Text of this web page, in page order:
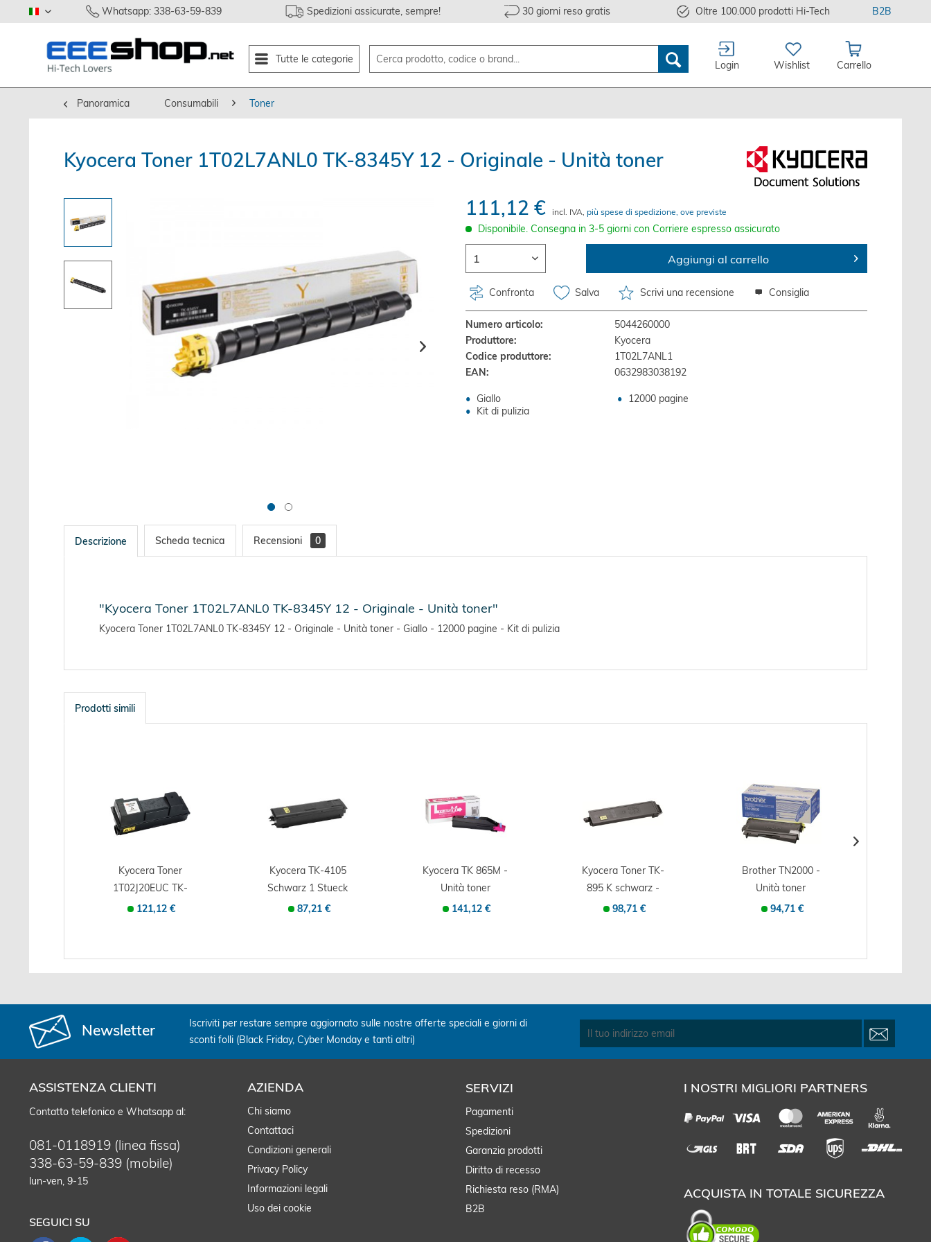
italiano Whatsapp: 338-63-59-839 Spedizioni assicurate, sempre! 30 giorni reso gratis Oltre 100.000 prodotti Hi-Tech B2B
Tutte le categorie
Login Wishlist Carrello
Panoramica Consumabili Toner
Kyocera Toner 1T02L7ANL0 TK-8345Y 12 - Originale - Unità toner
111,12 €
incl. IVA, più spese di spedizione, ove previste
Disponibile. Consegna in 3-5 giorni con Corriere espresso assicurato
Aggiungi al carrello
Confronta Salva Scrivi una recensione Consiglia
Numero articolo:
5044260000
Produttore:
Kyocera
Codice produttore:
1T02L7ANL1
EAN:
0632983038192
Giallo
12000 pagine
Kit di pulizia
Descrizione Scheda tecnica Recensioni 0
"Kyocera Toner 1T02L7ANL0 TK-8345Y 12 - Originale - Unità toner"
Kyocera Toner 1T02L7ANL0 TK-8345Y 12 - Originale - Unità toner - Giallo - 12000 pagine - Kit di pulizia
Prodotti simili
Kyocera Toner
1T02J20EUC TK-
360 20 - Originale...
121,12 €
Kyocera TK-4105
Schwarz 1 Stueck
e - Originale...
87,21 €
Kyocera TK 865M -
Unità toner
Originale -...
141,12 €
Kyocera Toner TK-
895 K schwarz -
Originale -...
98,71 €
Brother TN2000 -
Unità toner
Originale - Nero -...
94,71 €
Newsletter
Iscriviti per restare sempre aggiornato sulle nostre offerte speciali e giorni di
sconti folli (Black Friday, Cyber Monday e tanti altri)
ASSISTENZA CLIENTI
Contatto telefonico e Whatsapp al:
081-0118919 (linea fissa)
338-63-59-839 (mobile)
lun-ven, 9-15
SEGUICI SU
AZIENDA
Chi siamo
Contattaci
Condizioni generali
Privacy Policy
Informazioni legali
Uso dei cookie
SERVIZI
Pagamenti
Spedizioni
Garanzia prodotti
Diritto di recesso
Richiesta reso (RMA)
B2B
I NOSTRI MIGLIORI PARTNERS
ACQUISTA IN TOTALE SICUREZZA